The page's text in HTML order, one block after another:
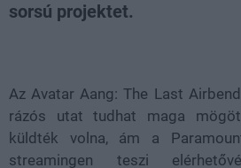
sorsú projektet.
Az Avatar Aang: The Last
rázós utat tudhat maga
küldték volna, ám a
streamingen teszi